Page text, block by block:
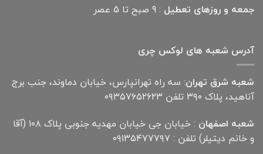
جمعه و روزهای تعطیل : 9 صبح تا 5 عصر
آدرس شعبه های لوکس چری
شعبه شرق تهران: سه راه تهرانپارس، خیابان دماوند، جنب برج
آناهید، پلاک ۳۹۰ تلفن ۰۹۳۵۷۶۵۲۶۲۳
شعبه اصفهان
: خیابان جی خیابان مهدیه جنوبی پلاک ۱۰۸ (آقا
و خانم دیتیلر) تلفن : ۰۹۱۳۵۴۷۷۷۹۷